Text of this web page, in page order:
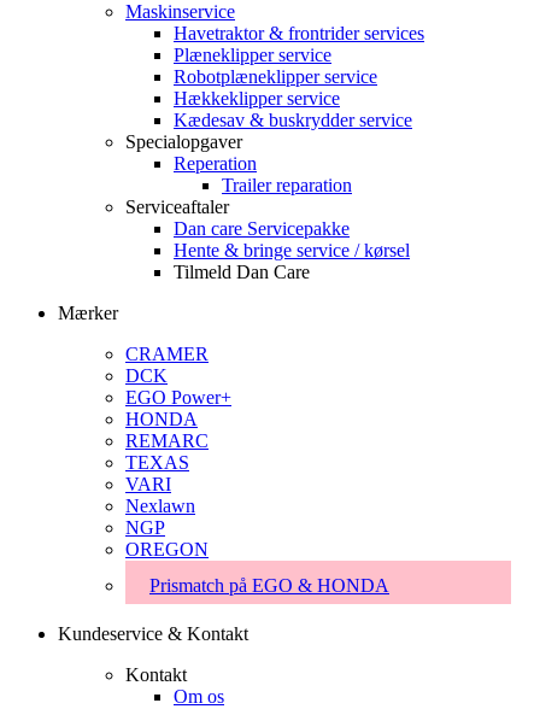
Maskinservice
Havetraktor & frontrider services
Plæneklipper service
Robotplæneklipper service
Hækkeklipper service
Kædesav & buskrydder service
Specialopgaver
Reperation
Trailer reparation
Serviceaftaler
Dan care Servicepakke
Hente & bringe service / kørsel
Tilmeld Dan Care
Mærker
CRAMER
DCK
EGO Power+
HONDA
REMARC
TEXAS
VARI
Nexlawn
NGP
OREGON
Prismatch på EGO & HONDA
Kundeservice & Kontakt
Kontakt
Om os